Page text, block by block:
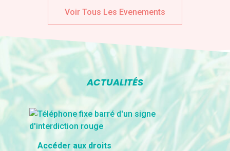
Voir Tous Les Evenements
ACTUALITÉS
Accéder aux droits